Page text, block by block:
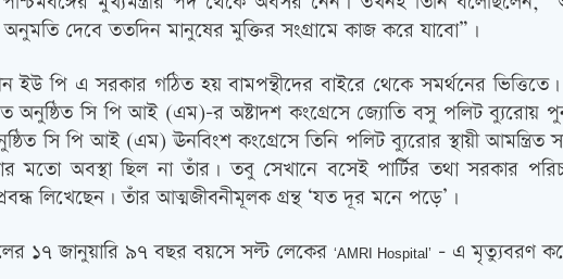
দেবে ততদিন মানুষের মুক্তির সংগ্রামে কাজ করে যাবো”।
ইউ পি এ সরকার গঠিত হয় বামপন্থীদের বাইরে থেকে সমর্থনের
অনুষ্ঠিত সি পি আই (এম)-র অষ্টাদশ কংগ্রেসে জ্যোতি বসু পলিট ব্যুরোয়
সি পি আই (এম) ঊনবিংশ কংগ্রেসে তিনি পলিট ব্যুরোর স্থায়ী
মতো অবস্থা ছিল না তাঁর। তবু সেখানে বসেই পার্টির তথা সরকার
লিখেছেন। তাঁর আত্মজীবনীমূলক গ্রন্থ ‘যত দূর মনে পড়ে’।
১৭ জানুয়ারি ৯৭ বছর বয়সে সল্ট লেকের ‘AMRI Hospital’ – এ মৃত্যুবরণ